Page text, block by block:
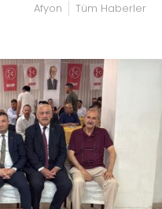
Afyon Tüm Haberler